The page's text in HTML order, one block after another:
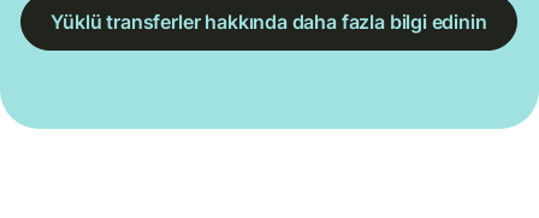
Yüklü transferler hakkında daha fazla bilgi edinin